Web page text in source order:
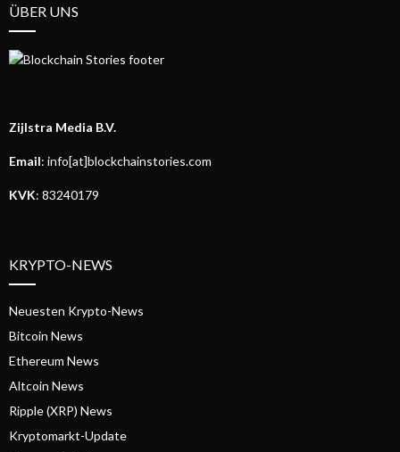
ÜBER UNS
Zijlstra Media B.V.
Email: info[at]blockchainstories.com
KVK: 83240179
KRYPTO-NEWS
Neuesten Krypto-News
Bitcoin News
Ethereum News
Altcoin News
Ripple (XRP) News
Kryptomarkt-Update